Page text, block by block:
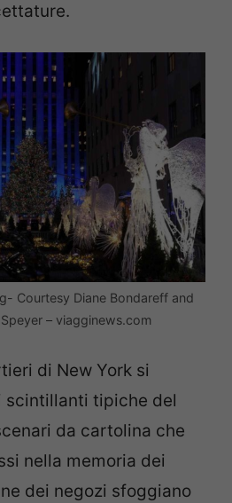
Courtesy Diane Bondareff and
– viagginews.com
di New York si
scintillanti tipiche del
da cartolina che
nella memoria dei
dei negozi sfoggiano